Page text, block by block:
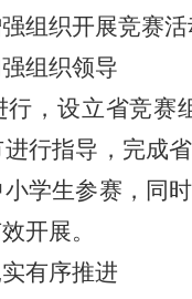
组织开展竞赛
组织领导
行，设立省竞赛
行指导，完成
学生参赛，同
开展。
有序推进